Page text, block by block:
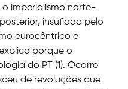
o imperialismo norte-
insuflada pelo
eurocêntrico e
porque o
do PT (1). Ocorre
de revoluções que